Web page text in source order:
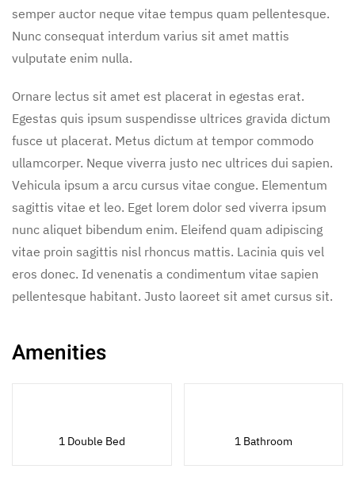
semper auctor neque vitae tempus quam pellentesque.
Nunc consequat interdum varius sit amet mattis
vulputate enim nulla.
Ornare lectus sit amet est placerat in egestas erat.
Egestas quis ipsum suspendisse ultrices gravida dictum
fusce ut placerat. Metus dictum at tempor commodo
ullamcorper. Neque viverra justo nec ultrices dui sapien.
Vehicula ipsum a arcu cursus vitae congue. Elementum
sagittis vitae et leo. Eget lorem dolor sed viverra ipsum
nunc aliquet bibendum enim. Eleifend quam adipiscing
vitae proin sagittis nisl rhoncus mattis. Lacinia quis vel
eros donec. Id venenatis a condimentum vitae sapien
pellentesque habitant. Justo laoreet sit amet cursus sit.
Amenities
1 Double Bed 1 Bathroom